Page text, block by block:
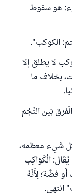
هو سقوط
لا يطلق إلا
بخلاف ما
في الفروق اللغوية، ص 301: "الْفرق بَين النَّجْم
شَيْء معظمه،
الْكَوَاكِب
فضَّة؛ لِأَنَّهُ
انتهى.